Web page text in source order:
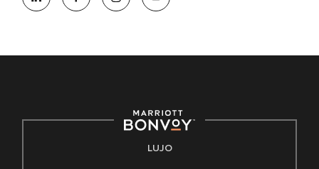
de trabajo diversa y a mantener una cultura inclusiva.
Derecho a trabajar inglés/español
Conozca sus derechos
LUJO